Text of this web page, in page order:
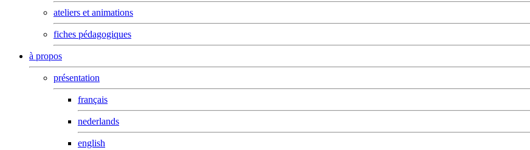
ateliers et animations
fiches pédagogiques
à propos
présentation
français
nederlands
english